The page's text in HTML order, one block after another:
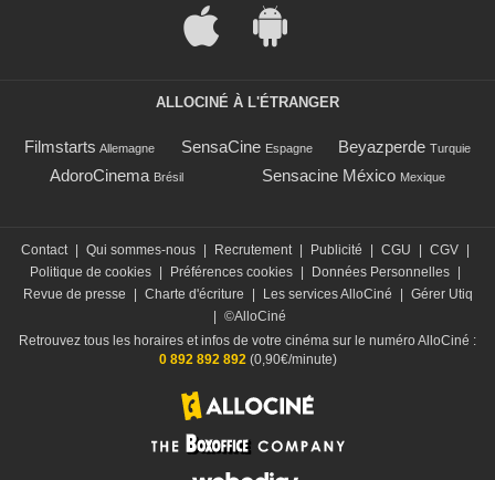
ALLOCINÉ À L'ÉTRANGER
Filmstarts Allemagne SensaCine Espagne Beyazperde Turquie
AdoroCinema Brésil Sensacine México Mexique
Contact | Qui sommes-nous | Recrutement | Publicité | CGU | CGV |
Politique de cookies | Préférences cookies | Données Personnelles |
Revue de presse
| Charte d'écriture | Les services AlloCiné | Gérer Utiq
| ©AlloCiné
Retrouvez tous les horaires et infos de votre cinéma sur le numéro AlloCiné :
0 892 892 892 (0,90€/minute)